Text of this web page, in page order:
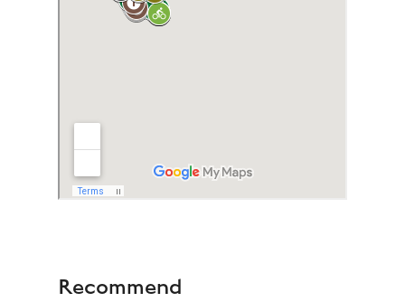
Recommend